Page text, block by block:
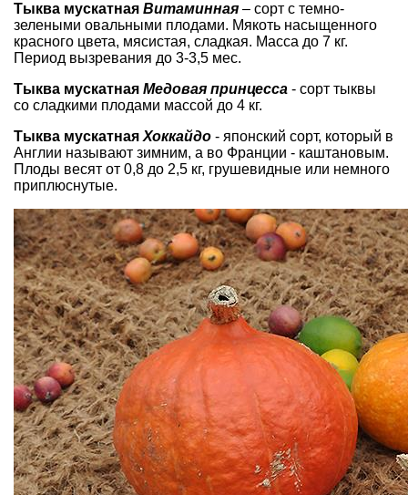
Тыква мускатная Витаминная – сорт с темно-
зелеными овальными плодами. Мякоть насыщенного
красного цвета, мясистая, сладкая. Масса до 7 кг.
Период вызревания до 3-3,5 мес.
Тыква мускатная Медовая принцесса - сорт тыквы
со сладкими плодами массой до 4 кг.
Тыква мускатная Хоккайдо - японский сорт, который в
Англии называют зимним, а во Франции - каштановым.
Плоды весят от 0,8 до 2,5 кг, грушевидные или немного
приплюснутые.